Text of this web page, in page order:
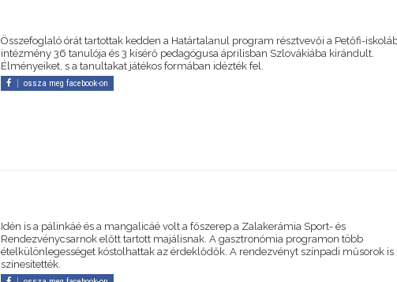
Összefoglaló órát tartottak kedden a Határtalanul program résztvevői a Petőfi-
intézmény 36 tanulója és 3 kísérő pedagógusa áprilisban Szlovákiába kirándult.
Élményeiket, s a tanultakat játékos formában idézték fel.
ossza meg facebook-on
Idén is a pálinkáé és a mangalicáé volt a főszerep a Zalakerámia Sport- és
Rendezvénycsarnok előtt tartott majálisnak. A gasztronómia programon több
ételkülönlegességet kóstolhattak az érdeklődők. A rendezvényt színpadi műsorok is
színesítették.